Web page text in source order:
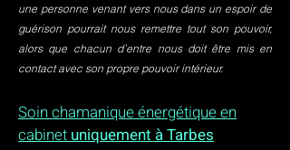
une personne venant vers nous dans un espoir de
guérison pourrait nous remettre tout son pouvoir,
alors que chacun d’entre nous doit être mis en
contact avec son propre pouvoir intérieur.
Soin chamanique énergétique en
cabinet uniquement à Tarbes